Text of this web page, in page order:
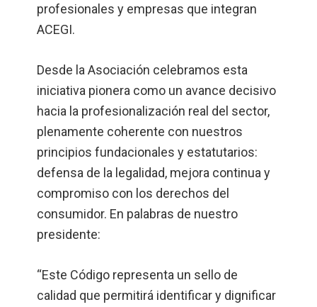
profesionales y empresas que integran
ACEGI.
Desde la Asociación celebramos esta
iniciativa pionera como un avance decisivo
hacia la profesionalización real del sector,
plenamente coherente con nuestros
principios fundacionales y estatutarios:
defensa de la legalidad, mejora continua y
compromiso con los derechos del
consumidor. En palabras de nuestro
presidente:
“Este Código representa un sello de
calidad que permitirá identificar y dignificar